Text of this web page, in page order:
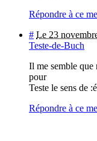
Répondre à ce
# Le 23
Teste-de-Buch
Il me semble que
pour
Teste le sens de
Répondre à ce